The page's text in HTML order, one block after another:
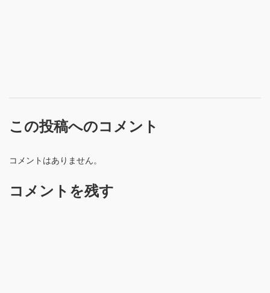
この投稿へのコメント
コメントはありません。
コメントを残す